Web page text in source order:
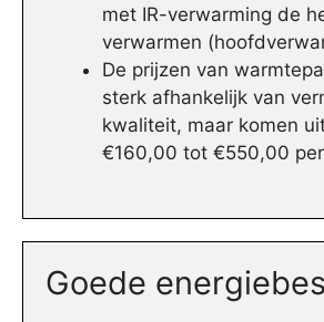
met IR-verwarming de
verwarmen
De prijzen van
sterk afhankelijk van
kwaliteit, maar komen
€160,00 tot €550,00
Goede